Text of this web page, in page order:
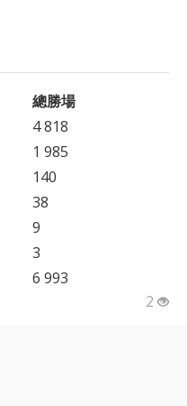
總勝場
4 818
1 985
140
38
9
3
6 993
2